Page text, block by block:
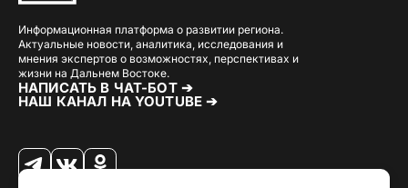
Информационная платформа о развитии региона.
Актуальные новости, аналитика, исследования и
мнения экспертов о возможностях, перспективах и
жизни на Дальнем Востоке.
НАПИСАТЬ В ЧАТ-БОТ ➔
НАШ КАНАЛ НА YOUTUBE ➔